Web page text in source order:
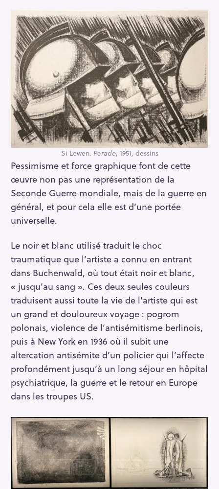
Si Lewen. Parade, 1951, dessins
Pessimisme et force graphique font de cette
œuvre non pas une représentation de la
Seconde Guerre mondiale, mais de la guerre en
général, et pour cela elle est d’une portée
universelle.
Le noir et blanc utilisé traduit le choc
traumatique que l’artiste a connu en entrant
dans Buchenwald, où tout était noir et blanc,
« jusqu’au sang ». Ces deux seules couleurs
traduisent aussi toute la vie de l’artiste qui est
un grand et douloureux voyage : pogrom
polonais, violence de l’antisémitisme berlinois,
puis à New York en 1936 où il subit une
altercation antisémite d’un policier qui l’affecte
profondément jusqu’à un long séjour en hôpital
psychiatrique, la guerre et le retour en Europe
dans les troupes US.